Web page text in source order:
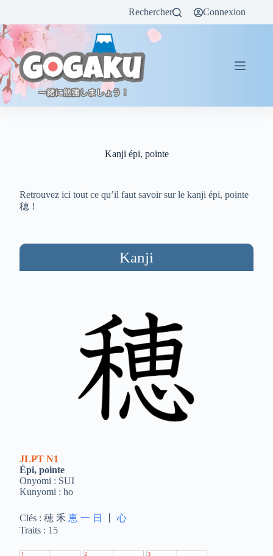
Rechercher Connexion
Kanji épi, pointe
Retrouvez ici tout ce qu’il faut savoir sur le kanji épi, pointe
穂 !
Kanji
JLPT N1
Épi, pointe
Onyomi : SUI
Kunyomi : ho
Clés : 穂 禾恵 一 日 丨心
Traits : 15